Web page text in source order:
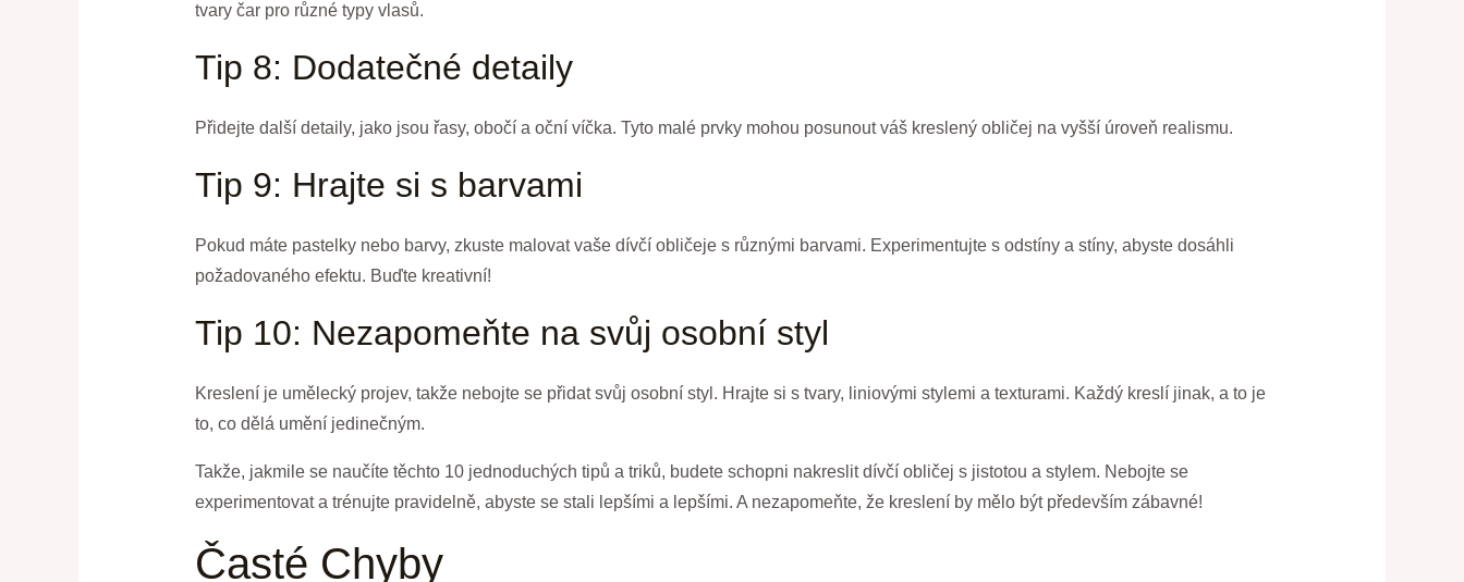
tvary čar pro různé typy vlasů.
Tip 8: Dodatečné detaily
Přidejte další detaily, jako jsou řasy, obočí a oční víčka. Tyto malé prvky mohou posunout váš kreslený obličej na vyšší úroveň realismu.
Tip 9: Hrajte si s barvami
Pokud máte pastelky nebo barvy, zkuste malovat vaše dívčí obličeje s různými barvami. Experimentujte s odstíny a stíny, abyste dosáhli
požadovaného efektu. Buďte kreativní!
Tip 10: Nezapomeňte na svůj osobní styl
Kreslení je umělecký projev, takže nebojte se přidat svůj osobní styl. Hrajte si s tvary, liniovými stylemi a texturami. Každý kreslí jinak, a to je
to, co dělá umění jedinečným.
Takže, jakmile se naučíte těchto 10 jednoduchých tipů a triků, budete schopni nakreslit dívčí obličej s jistotou a stylem. Nebojte se
experimentovat a trénujte pravidelně, abyste se stali lepšími a lepšími. A nezapomeňte, že kreslení by mělo být především zábavné!
Časté Chyby